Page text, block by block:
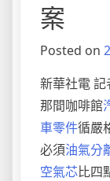
案
Posted on
新華社電
那間咖啡館
車零件循嚴
必須油氣分
空氣芯比四